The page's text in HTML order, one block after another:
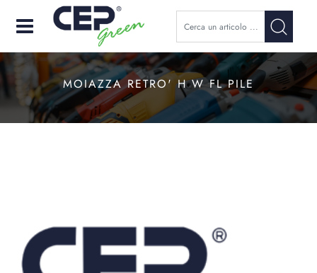
Open
MOIAZZA RETRO' H W FL PILE